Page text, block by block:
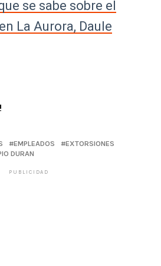
se sabe sobre el
La Aurora, Daule
EMPLEADOS
EXTORSIONES
DURAN
PUBLICIDAD